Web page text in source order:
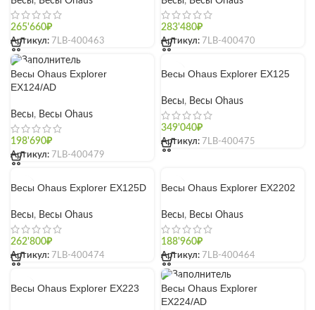
265'660₽
Артикул: 7LB-400463
283'480₽
Артикул: 7LB-400470
Весы Ohaus Explorer
EX124/AD
Весы, Весы Ohaus
198'690₽
Артикул: 7LB-400479
Весы Ohaus Explorer EX125
Весы, Весы Ohaus
349'040₽
Артикул: 7LB-400475
Весы Ohaus Explorer EX125D
Весы, Весы Ohaus
262'800₽
Артикул: 7LB-400474
Весы Ohaus Explorer EX2202
Весы, Весы Ohaus
188'960₽
Артикул: 7LB-400464
Весы Ohaus Explorer EX223
Весы Ohaus Explorer
EX224/AD